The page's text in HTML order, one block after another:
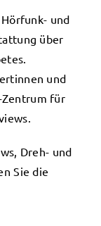
und
über
und
Zentrum für
Dreh- und
Sie die